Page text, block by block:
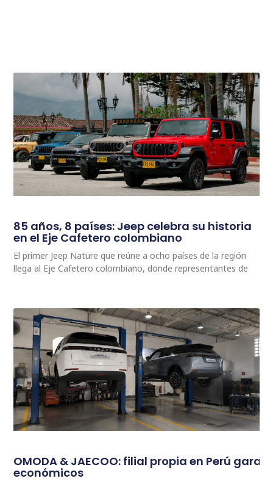
85 años, 8 países: Jeep celebra su historia
en el Eje Cafetero colombiano
El primer Jeep Nature que reúne a ocho países de la región
llega al Eje Cafetero colombiano, donde representantes de
OMODA & JAECOO: filial propia en Perú
económicos